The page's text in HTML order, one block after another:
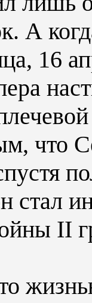
А
16
что
стал
II